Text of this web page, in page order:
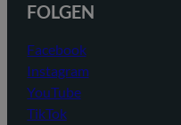
FOLGEN
Facebook
Instagram
YouTube
TikTok